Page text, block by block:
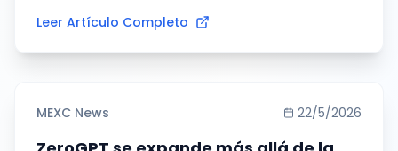
Leer Artículo Completo
MEXC News 22/5/2026